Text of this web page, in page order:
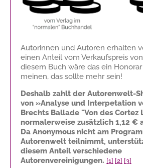
Autorinnen und Autoren erhalten
einen Anteil vom Verkaufspreis
diesem Buch wäre das ein
meinen, das sollte mehr sein!
Deshalb zahlt der Autorenwelt-
von »Analyse und Interpetation
Brechts Ballade "Von des Cortez
normalerweise zusätzlich 1,12 €
Da Anonymous nicht am
Autorenwelt teilnimmt,
diesem Anteil verschiedene
Autorenvereinigungen. [1] [2] [3]